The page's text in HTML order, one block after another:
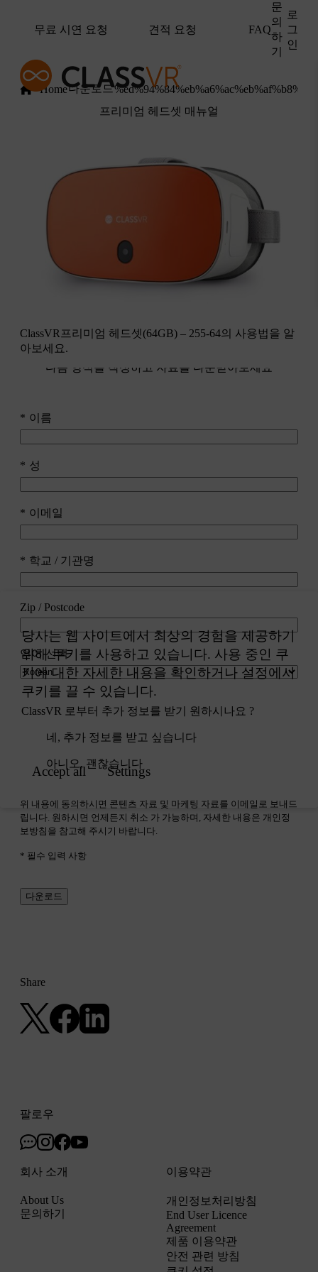
무료 시연 요청 견적 요청 FAQ
문
의
하
기
로
그
인
Home다운로드
프리미엄 헤드셋 매뉴얼
ClassVR프리미엄 헤드셋(64GB) – 255-64의 사용법을 알
아보세요.
다음 양식을 작성하고 자료를 다운받아보세요
이름
성
이메일
학교 / 기관명
Zip / Postcode
언어 선택
ClassVR 로부터 추가 정보를 받기 원하시나요 ?
네, 추가 정보를 받고 싶습니다
아니오, 괜찮습니다
위 내용에 동의하시면 콘텐츠 자료 및 마케팅 자료를 이메일로 보내드
립니다. 원하시면 언제든지 취소 가 가능하며, 자세한 내용은 개인정
보방침을 참고해 주시기 바랍니다.
* 필수 입력 사항
다운로드
Share
팔로우
회사 소개
About Us
문의하기
이용약관
개인정보처리방침
End User Licence
Agreement
제품 이용약관
안전 관련 방침